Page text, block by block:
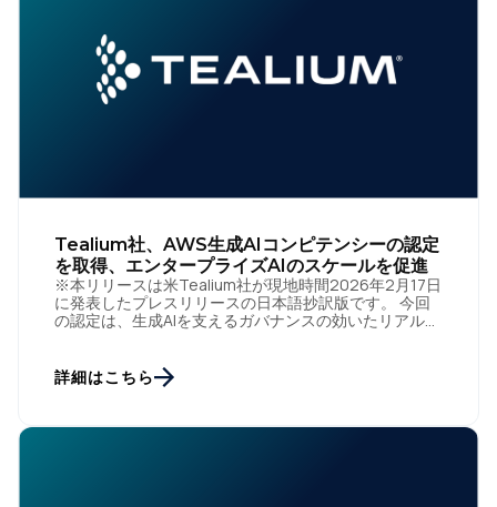
Tealium社、AWS生成AIコンピテンシーの認定
を取得、エンタープライズAIのスケールを促進
※本リリースは米Tealium社が現地時間2026年2月17日
に発表したプレスリリースの日本語抄訳版です。 今回
の認定は、生成AIを支えるガバナンスの効いたリアルタ
詳細はこちら